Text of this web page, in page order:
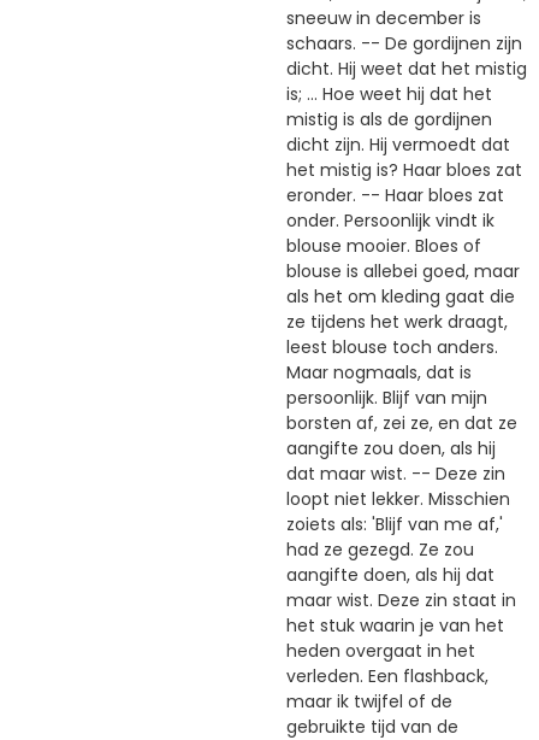
sneeuw in december is
schaars. -- De gordijnen zijn
dicht. Hij weet dat het mistig
is; ... Hoe weet hij dat het
mistig is als de gordijnen
dicht zijn. Hij vermoedt dat
het mistig is? Haar bloes zat
eronder. -- Haar bloes zat
onder. Persoonlijk vindt ik
blouse mooier. Bloes of
blouse is allebei goed, maar
als het om kleding gaat die
ze tijdens het werk draagt,
leest blouse toch anders.
Maar nogmaals, dat is
persoonlijk. Blijf van mijn
borsten af, zei ze, en dat ze
aangifte zou doen, als hij
dat maar wist. -- Deze zin
loopt niet lekker. Misschien
zoiets als: 'Blijf van me af,'
had ze gezegd. Ze zou
aangifte doen, als hij dat
maar wist. Deze zin staat in
het stuk waarin je van het
heden overgaat in het
verleden. Een flashback,
maar ik twijfel of de
gebruikte tijd van de